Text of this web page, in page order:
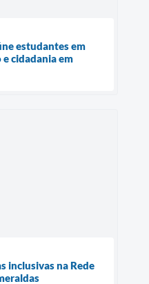
estudantes em
cidadania em
inclusivas na Rede